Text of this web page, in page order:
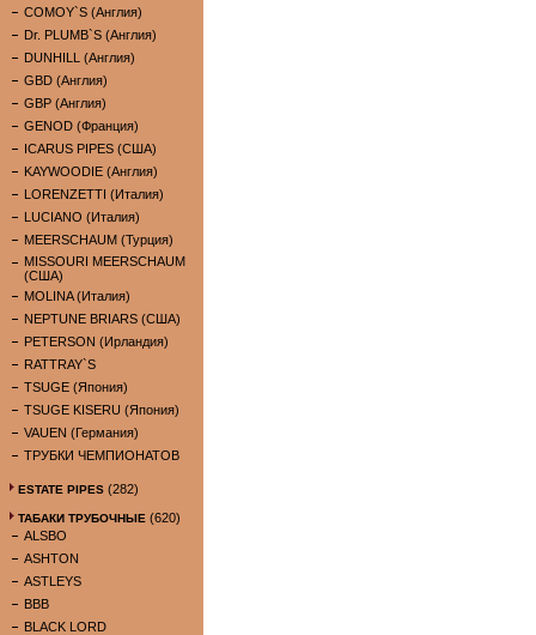
COMOY`S (Англия)
Dr. PLUMB`S (Англия)
DUNHILL (Англия)
GBD (Англия)
GBP (Англия)
GENOD (Франция)
ICARUS PIPES (США)
KAYWOODIE (Англия)
LORENZETTI (Италия)
LUCIANO (Италия)
MEERSCHAUM (Турция)
MISSOURI MEERSCHAUM
(США)
MOLINA (Италия)
NEPTUNE BRIARS (США)
PETERSON (Ирландия)
RATTRAY`S
TSUGE (Япония)
TSUGE KISERU (Япония)
VAUEN (Германия)
ТРУБКИ ЧЕМПИОНАТОВ
ESTATE PIPES (282)
ТАБАКИ ТРУБОЧНЫЕ (620)
ALSBO
ASHTON
ASTLEYS
BBB
BLACK LORD